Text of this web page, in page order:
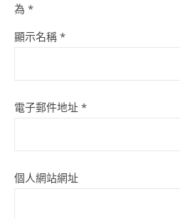
為 *
顯示名稱 *
電子郵件地址 *
個人網站網址